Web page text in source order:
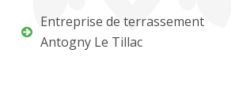
Entreprise de terrassement
Antogny Le Tillac